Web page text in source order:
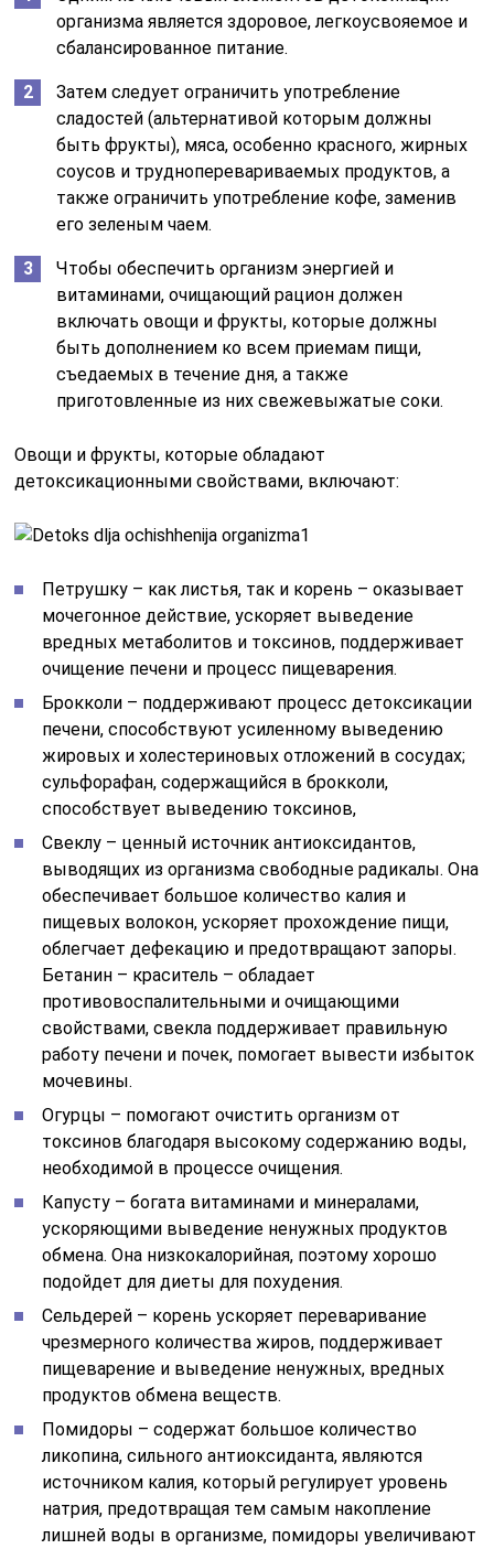
организма является здоровое, легкоусвояемое и
сбалансированное питание.
Затем следует ограничить употребление
сладостей (альтернативой которым должны
быть фрукты), мяса, особенно красного, жирных
соусов и трудноперевариваемых продуктов, а
также ограничить употребление кофе, заменив
его зеленым чаем.
Чтобы обеспечить организм энергией и
витаминами, очищающий рацион должен
включать овощи и фрукты, которые должны
быть дополнением ко всем приемам пищи,
съедаемых в течение дня, а также
приготовленные из них свежевыжатые соки.
Овощи и фрукты, которые обладают
детоксикационными свойствами, включают:
Петрушку – как листья, так и корень – оказывает
мочегонное действие, ускоряет выведение
вредных метаболитов и токсинов, поддерживает
очищение печени и процесс пищеварения.
Брокколи – поддерживают процесс детоксикации
печени, способствуют усиленному выведению
жировых и холестериновых отложений в сосудах;
сульфорафан, содержащийся в брокколи,
способствует выведению токсинов,
Свеклу – ценный источник антиоксидантов,
выводящих из организма свободные радикалы. Она
обеспечивает большое количество калия и
пищевых волокон, ускоряет прохождение пищи,
облегчает дефекацию и предотвращают запоры.
Бетанин – краситель – обладает
противовоспалительными и очищающими
свойствами, свекла поддерживает правильную
работу печени и почек, помогает вывести избыток
мочевины.
Огурцы – помогают очистить организм от
токсинов благодаря высокому содержанию воды,
необходимой в процессе очищения.
Капусту – богата витаминами и минералами,
ускоряющими выведение ненужных продуктов
обмена. Она низкокалорийная, поэтому хорошо
подойдет для диеты для похудения.
Сельдерей – корень ускоряет переваривание
чрезмерного количества жиров, поддерживает
пищеварение и выведение ненужных, вредных
продуктов обмена веществ.
Помидоры – содержат большое количество
ликопина, сильного антиоксиданта, являются
источником калия, который регулирует уровень
натрия, предотвращая тем самым накопление
лишней воды в организме, помидоры увеличивают